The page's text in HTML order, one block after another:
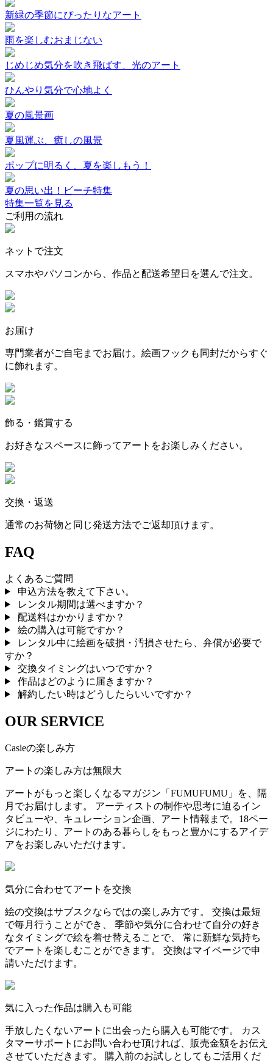
新緑の季節にぴったりなアート
雨を楽しむおまじない
じめじめ気分を吹き飛ばす、光のアート
ひんやり気分で心地よく
夏の風景画
夏風運ぶ、癒しの風景
ポップに明るく、夏を楽しもう！
夏の思い出！ビーチ特集
特集一覧を見る
ご利用の流れ
ネットで注文
スマホやパソコンから、作品と配送希望日を選んで注文。
お届け
専門業者がご自宅までお届け。絵画フックも同封だからすぐ
に飾れます。
飾る・鑑賞する
お好きなスペースに飾ってアートをお楽しみください。
交換・返送
通常のお荷物と同じ発送方法でご返却頂けます。
FAQ
よくあるご質問
申込方法を教えて下さい。
レンタル期間は選べますか？
配送料はかかりますか？
絵の購入は可能ですか？
レンタル中に絵画を破損・汚損させたら、弁償が必要で
すか？
交換タイミングはいつですか？
作品はどのように届きますか？
解約したい時はどうしたらいいですか？
OUR SERVICE
Casieの楽しみ方
アートの楽しみ方は無限大
アートがもっと楽しくなるマガジン「FUMUFUMU」を、隔
月でお届けします。 アーティストの制作や思考に迫るイン
タビューや、キュレーション企画、アート情報まで。18ペー
ジにわたり、アートのある暮らしをもっと豊かにするアイデ
アをお楽しみいただけます。
気分に合わせてアートを交換
絵の交換はサブスクならではの楽しみ方です。 交換は最短
で毎月行うことができ、 季節や気分に合わせて自分の好き
なタイミングで絵を着せ替えることで、 常に新鮮な気持ち
でアートを楽しむことができます。 交換はマイページで申
請いただけます。
気に入った作品は購入も可能
手放したくないアートに出会ったら購入も可能です。 カス
タマーサポートにお問い合わせ頂ければ、販売金額をお伝え
させていただきます。 購入前のお試しとしてもご活用くだ